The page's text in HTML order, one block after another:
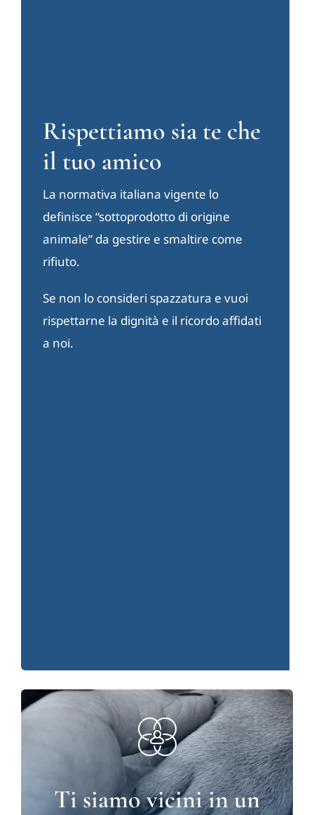
Rispettiamo sia te che
il tuo amico
La normativa italiana vigente lo
definisce “sottoprodotto di origine
animale” da gestire e smaltire come
rifiuto.
Se non lo consideri spazzatura e vuoi
rispettarne la dignità e il ricordo affidati
a noi.
Ti siamo vicini in un